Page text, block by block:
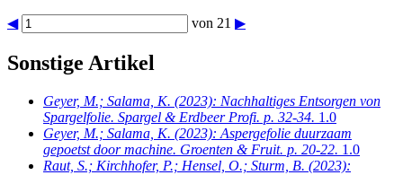
◀ von 21 ▶
Sonstige Artikel
Geyer, M.; Salama, K. (2023): Nachhaltiges Entsorgen von
Spargelfolie. Spargel & Erdbeer Profi. p. 32-34. 1.0
Geyer, M.; Salama, K. (2023): Aspergefolie duurzaam
gepoetst door machine. Groenten & Fruit. p. 20-22. 1.0
Raut, S.; Kirchhofer, P.; Hensel, O.; Sturm, B. (2023):